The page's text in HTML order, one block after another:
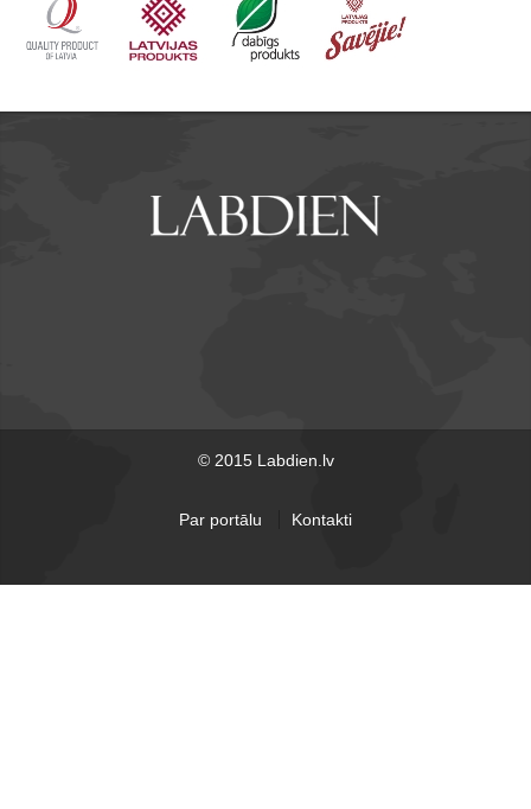
© 2015 Labdien.lv
Par portālu Kontakti